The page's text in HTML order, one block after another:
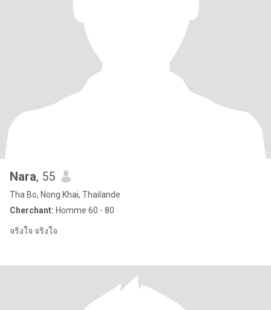
Nara, 55
Tha Bo, Nong Khai, Thailande
Cherchant: Homme 60 - 80
จริงใจ จริงใจ